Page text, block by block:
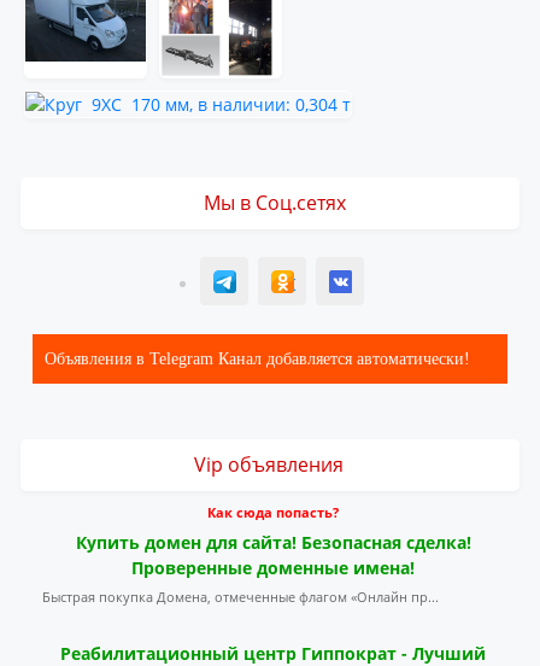
Мы в Соц.сетях
T ОК ВК
Объявления в Telegram Канал добавляется автоматически!
Vip объявления
Как сюда попасть?
Купить домен для сайта! Безопасная сделка!
Проверенные доменные имена!
Быстрая покупка Домена, отмеченные флагом «Онлайн пр...
Реабилитационный центр Гиппократ - Лучший